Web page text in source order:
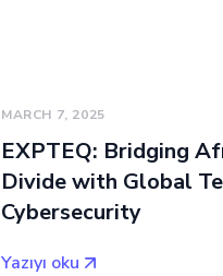
MARCH 7, 2025
EXPTEQ: Bridging
Divide with Global
Cybersecurity
Yazıyı oku